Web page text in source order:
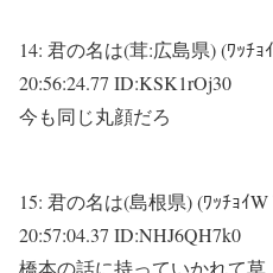
14: 君の名は(茸:広島県) (ﾜｯﾁｮ
20:56:24.77 ID:KSK1rOj30
今も同じ丸顔だろ
15: 君の名は(島根県) (ﾜｯﾁｮｲW
20:57:04.37 ID:NHJ6QH7k0
橋本の話に持っていかれて草